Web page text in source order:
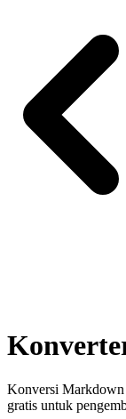
Konversi
gratis untuk